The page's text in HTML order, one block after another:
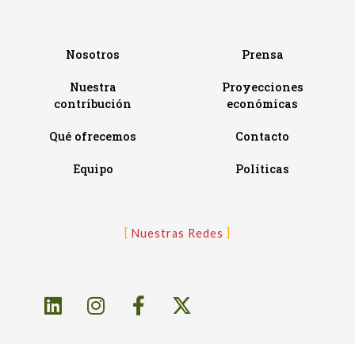
Nosotros
Nuestra
contribución
Qué ofrecemos
Equipo
Prensa
Proyecciones
económicas
Contacto
Políticas
Nuestras Redes